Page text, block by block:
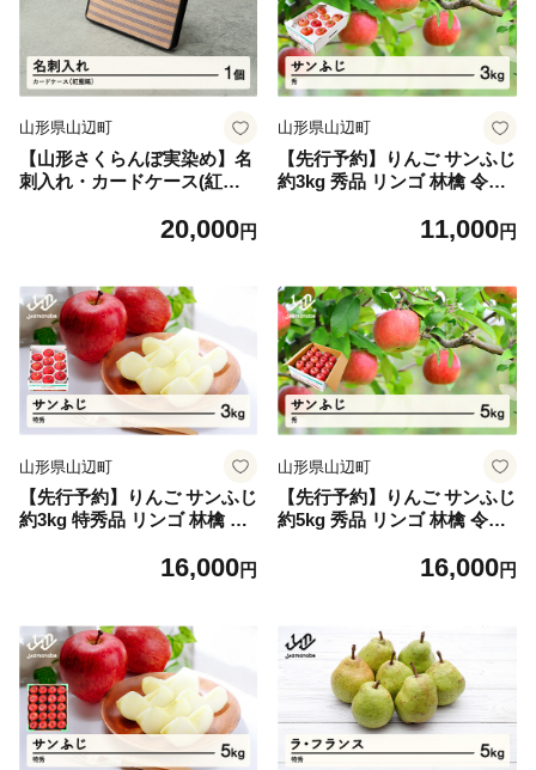
山形県山辺町
【山形さくらんぼ実染め】名
刺入れ・カードケース(紅藍
20,000円
山形県山辺町
【先行予約】りんご サンふじ
約3kg 秀品 リンゴ 林檎 令和8
11,000円
山形県山辺町
【先行予約】りんご サンふじ
約3kg 特秀品 リンゴ 林檎 令
16,000円
山形県山辺町
【先行予約】りんご サンふじ
約5kg 秀品 リンゴ 林檎 令和8
16,000円